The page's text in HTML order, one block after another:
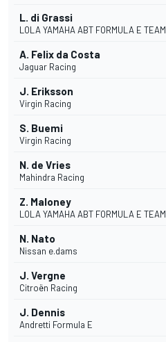
L. di Grassi
LOLA YAMAHA ABT FORMULA E TEAM
A. Felix da Costa
Jaguar Racing
J. Eriksson
Virgin Racing
S. Buemi
Virgin Racing
N. de Vries
Mahindra Racing
Z. Maloney
LOLA YAMAHA ABT FORMULA E TEAM
N. Nato
Nissan e.dams
J. Vergne
Citroën Racing
J. Dennis
Andretti Formula E